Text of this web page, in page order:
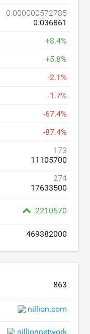
0.000000572785
0.036861
+8.4%
+5.8%
-2.1%
-1.7%
-67.4%
-87.4%
173
11105700
274
17633500
2210570
469382000
863
nillion.com
nillionnetwork